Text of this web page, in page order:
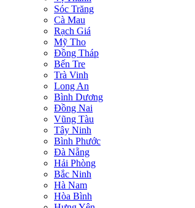
Sóc Trăng
Cà Mau
Rạch Giá
Mỹ Tho
Đồng Tháp
Bến Tre
Trà Vinh
Long An
Bình Dương
Đồng Nai
Vũng Tàu
Tây Ninh
Bình Phước
Đà Nẵng
Hải Phòng
Bắc Ninh
Hà Nam
Hòa Bình